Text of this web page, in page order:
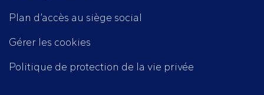
Plan d’accès au siège social
Gérer les cookies
Politique de protection de la vie privée